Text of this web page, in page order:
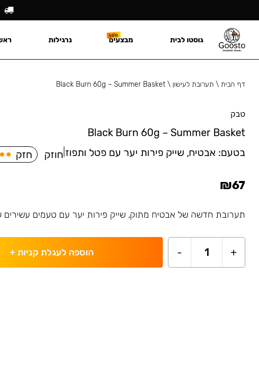
דף הבית\ תערובת לעישון \
Black Burn 60g – Summer Basket
טבק
Black Burn 60g – Summer Basket
בטעם: אבטיח, שייק פירות יער עם פטל ותפוז חוזק חזק
₪67
תערובת חדשה של אבטיח מתוק, שייק פירות יער עם טעמים עשירים
+
1
- הוספה לעגלת קניות+
גוסטו לבית מבצעים נרגילות